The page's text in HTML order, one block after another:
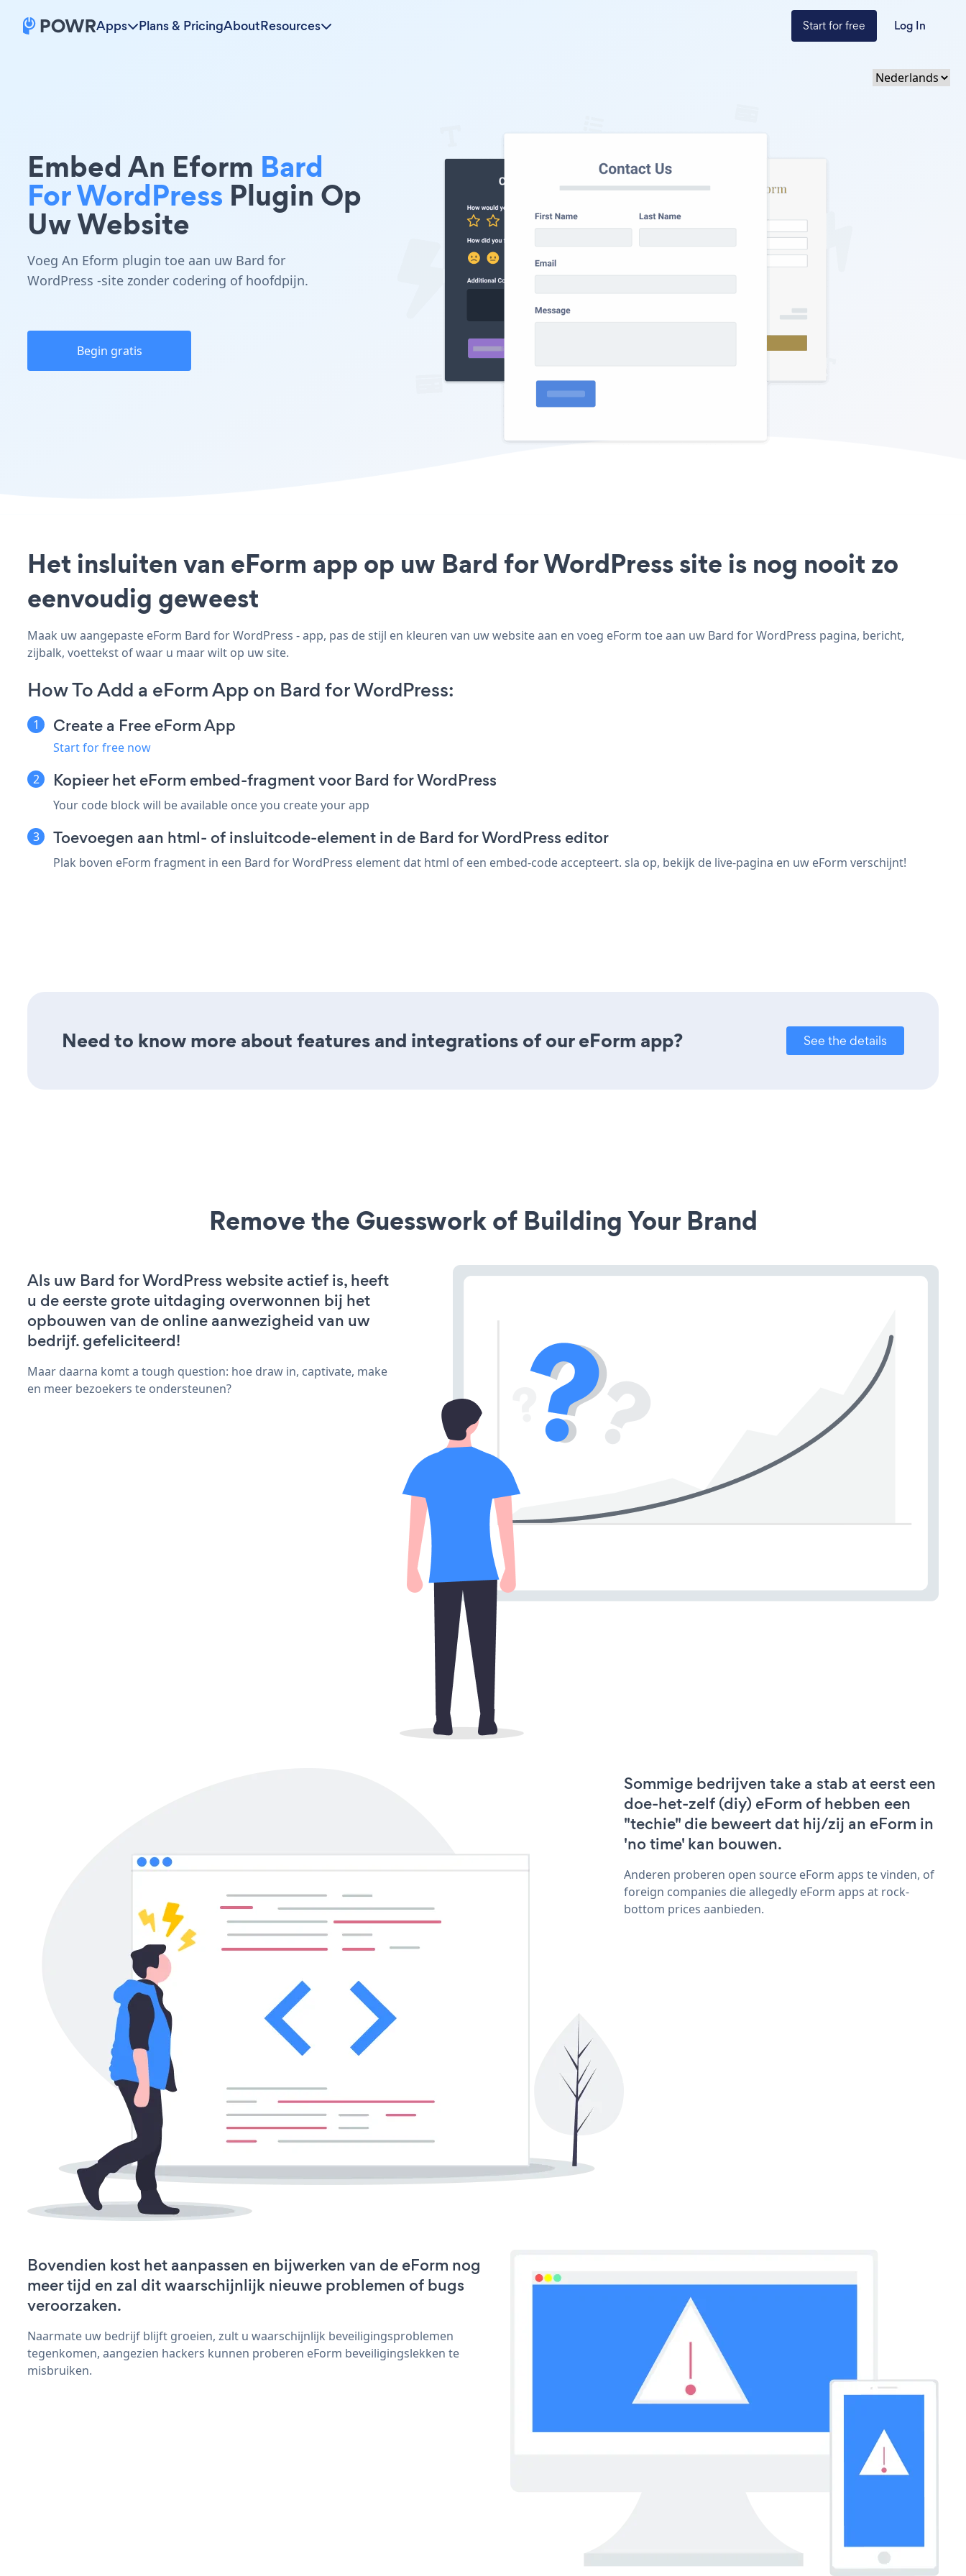
Apps Plans & PricingAboutResources Start for free Log In
Embed An Eform Bard
For WordPress Plugin Op
Uw Website
Voeg An Eform plugin toe aan uw Bard for
WordPress -site zonder codering of hoofdpijn.
Begin gratis
Het insluiten van eForm app op uw Bard for WordPress site is nog nooit zo
eenvoudig geweest
Maak uw aangepaste eForm Bard for WordPress - app, pas de stijl en kleuren van uw website aan en voeg eForm toe aan uw Bard for WordPress pagina, bericht,
zijbalk, voettekst of waar u maar wilt op uw site.
How To Add a eForm App on Bard for WordPress:
Create a Free eForm App
Start for free now
Kopieer het eForm embed-fragment voor Bard for WordPress
Your code block will be available once you create your app
Toevoegen aan html- of insluitcode-element in de Bard for WordPress editor
Plak boven eForm fragment in een Bard for WordPress element dat html of een embed-code accepteert. sla op, bekijk de live-pagina en uw eForm verschijnt!
Need to know more about features and integrations of our eForm app? See the details
Remove the Guesswork of Building Your Brand
Als uw Bard for WordPress website actief is, heeft
u de eerste grote uitdaging overwonnen bij het
opbouwen van de online aanwezigheid van uw
bedrijf. gefeliciteerd!
Maar daarna komt a tough question: hoe draw in, captivate, make
en meer bezoekers te ondersteunen?
Sommige bedrijven take a stab at eerst een
doe-het-zelf (diy) eForm of hebben een
"techie" die beweert dat hij/zij an eForm in
'no time' kan bouwen.
Anderen proberen open source eForm apps te vinden, of
foreign companies die allegedly eForm apps at rock-
bottom prices aanbieden.
Bovendien kost het aanpassen en bijwerken van de eForm nog
meer tijd en zal dit waarschijnlijk nieuwe problemen of bugs
veroorzaken.
Naarmate uw bedrijf blijft groeien, zult u waarschijnlijk beveiligingsproblemen
tegenkomen, aangezien hackers kunnen proberen eForm beveiligingslekken te
misbruiken.